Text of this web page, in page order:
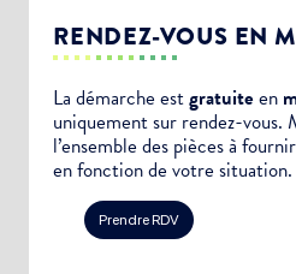
RENDEZ-VOUS EN
La démarche estgratuiteen
uniquement sur rendez-vous.
l’ensemble des pièces à
en fonction de votre situation.